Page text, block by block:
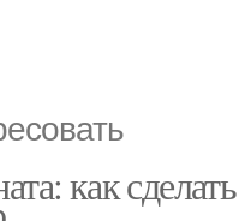
как сделать